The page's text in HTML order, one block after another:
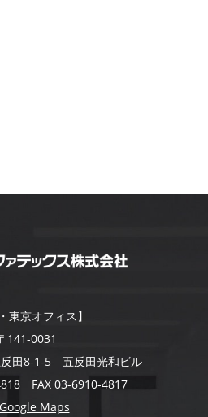
東京オフィス】
141-0031
田8-1-5 五反田光和ビル
FAX 03-6910-4817
Google Maps